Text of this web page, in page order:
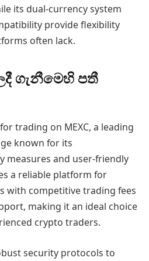
its dual-currency system
provide flexibility
often lack.
ගැනීමෙහි පතී
trading on MEXC, a leading
known for its
measures and user-friendly
a reliable platform for
with competitive trading fees
making it an ideal choice
crypto traders.
security protocols to